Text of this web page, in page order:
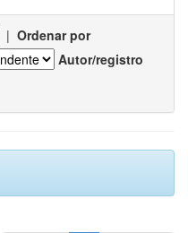
| Ordenar por
Autor/registro